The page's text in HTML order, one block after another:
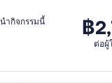
฿
ต่อผู้
ำกิจกรรมนี้